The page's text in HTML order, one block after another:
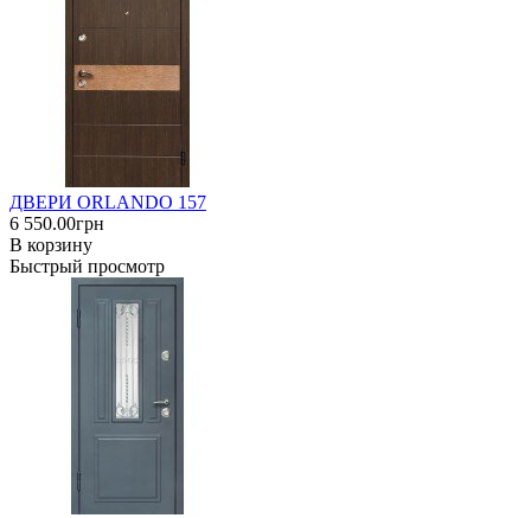
ДВЕРИ ORLANDO 157
6 550.00грн
В корзину
Быстрый просмотр